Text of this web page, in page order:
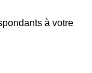
à votre